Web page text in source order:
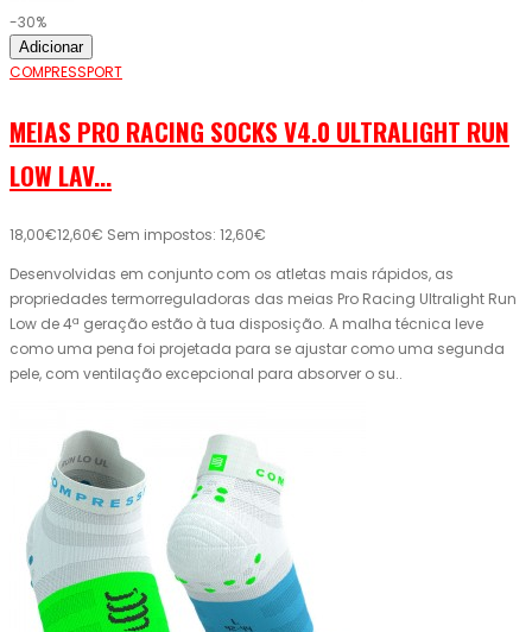
-30%
Adicionar
COMPRESSPORT
MEIAS PRO RACING SOCKS V4.0 ULTRALIGHT RUN
LOW LAV...
18,00€12,60€ Sem impostos: 12,60€
Desenvolvidas em conjunto com os atletas mais rápidos, as
propriedades termorreguladoras das meias Pro Racing Ultralight Run
Low de 4ª geração estão à tua disposição. A malha técnica leve
como uma pena foi projetada para se ajustar como uma segunda
pele, com ventilação excepcional para absorver o su..